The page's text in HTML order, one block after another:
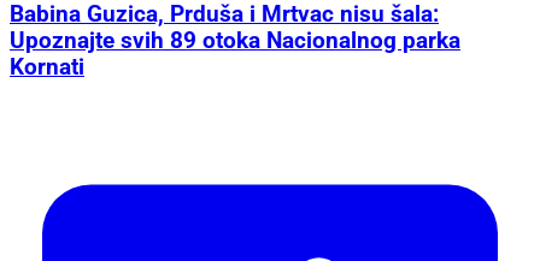
Babina Guzica, Prduša i Mrtvac nisu šala:
Upoznajte svih 89 otoka Nacionalnog parka
Kornati